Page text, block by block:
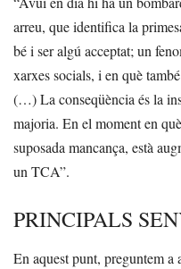
arreu, que identifica la
bé i ser algú acceptat; un
xarxes socials, i en què
(…) La conseqüència és la
majoria. En el moment en
suposada mancança, està
un TCA”.
PRINCIPALS
En aquest punt, preguntem a